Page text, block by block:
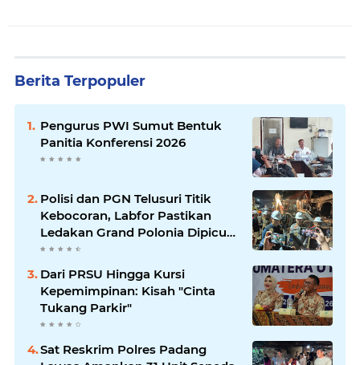
Berita Terpopuler
Pengurus PWI Sumut Bentuk
Panitia Konferensi 2026
Polisi dan PGN Telusuri Titik
Kebocoran, Labfor Pastikan
Ledakan Grand Polonia Dipicu
Akumulasi Gas
Dari PRSU Hingga Kursi
Kepemimpinan: Kisah "Cinta
Tukang Parkir"
Sat Reskrim Polres Padang